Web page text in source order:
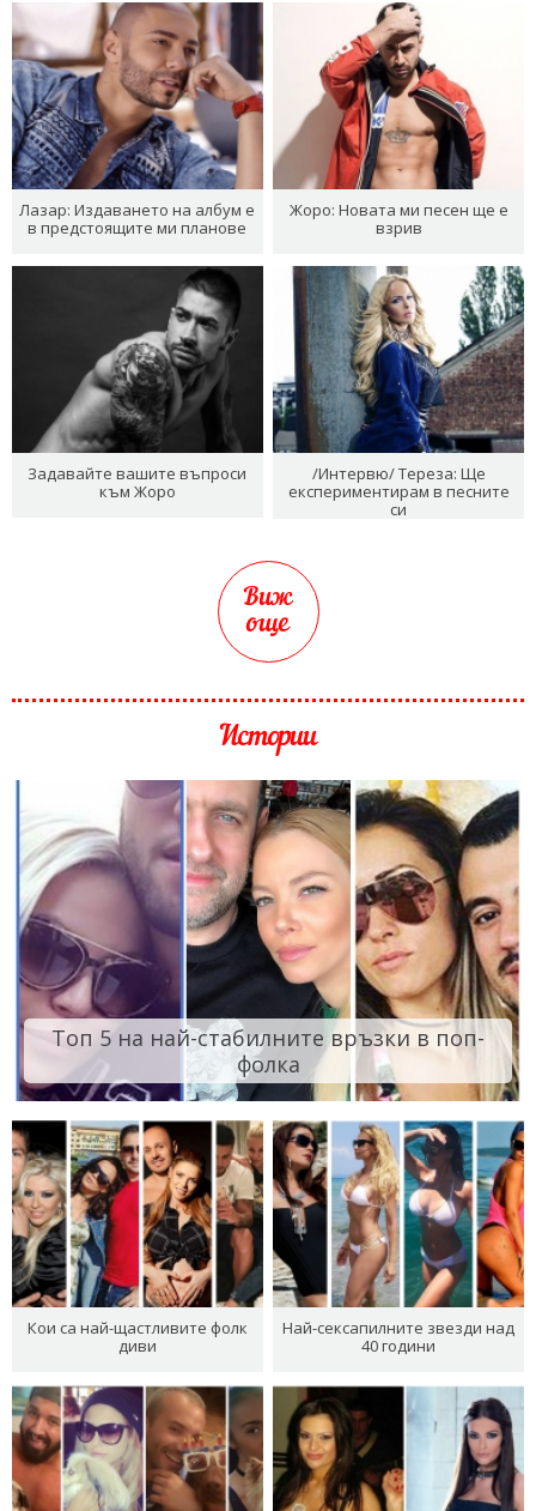
Лазар: Издаването на албум е
в предстоящите ми планове
Жоро: Новата ми песен ще е
взрив
Задавайте вашите въпроси
към Жоро
/Интервю/ Тереза: Ще
експериментирам в песните
си
Виж
още
Истории
Топ 5 на най-стабилните връзки в поп-
фолка
Кои са най-щастливите фолк
диви
Най-сексапилните звезди над
40 години